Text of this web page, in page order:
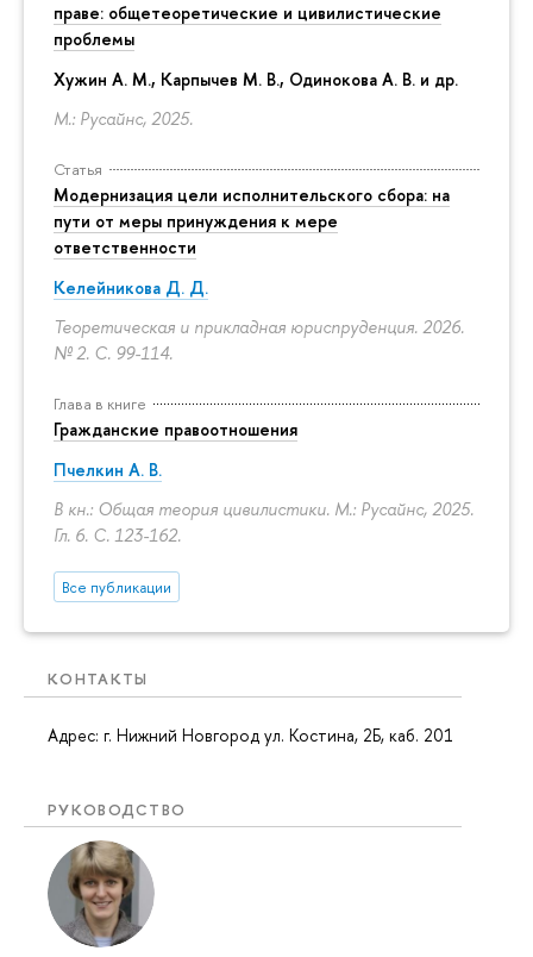
праве: общетеоретические и цивилистические
проблемы
Хужин А. М., Карпычев М. В., Одинокова А. В. и др.
М.: Русайнс, 2025.
Статья
Модернизация цели исполнительского сбора: на
пути от меры принуждения к мере
ответственности
Келейникова Д. Д.
Теоретическая и прикладная юриспруденция. 2026.
№ 2. С. 99-114.
Глава в книге
Гражданские правоотношения
Пчелкин А. В.
В кн.: Общая теория цивилистики. М.: Русайнс, 2025.
Гл. 6. С. 123-162.
Все публикации
КОНТАКТЫ
Адрес: г. Нижний Новгород ул. Костина, 2Б, каб. 201
РУКОВОДСТВО